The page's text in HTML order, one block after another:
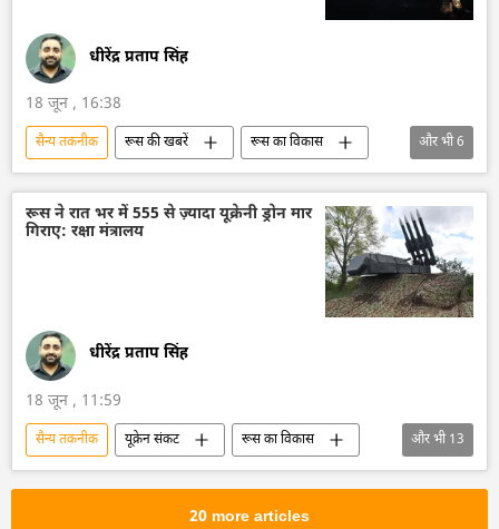
धीरेंद्र प्रताप सिंह
18 जून , 16:38
सैन्य तकनीक रूस की खबरें
रूस का विकास
रूस
मास्को
रूसी सैन्य तकनीक
तकनीकी विकास
सैन्य तकनीकी सहयोग
मिखाइल मिशुस्टिन
और भी6
रूस ने रात भर में 555 से ज़्यादा यूक्रेनी ड्रोन मार
गिराए: रक्षा मंत्रालय
धीरेंद्र प्रताप सिंह
18 जून , 11:59
सैन्य तकनीक यूक्रेन संकट
रूस का विकास
रूस
मास्को
यूक्रेन सशस्त्र बल
यूक्रेन की सुरक्षा सेवा (SBU)
और भी13
20 more articles